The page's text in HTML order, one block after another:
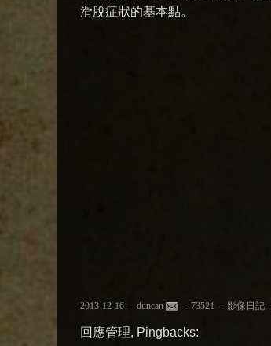
滑脫症狀的基本點。
2013-12-16 - duncan - 73521 - 影像日記 -
回應管理, Pingbacks: